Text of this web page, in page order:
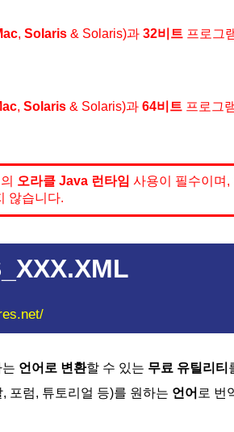
, Solaris & Solaris)과 32비트 프로그
, Solaris & Solaris)과 64비트 프로그
오라클 Java 런타임 사용이 필수이며,
않습니다.
언어 로 변환할 수 있는 무료 유틸리티
포럼, 튜토리얼 등)를 원하는 언어 로 번